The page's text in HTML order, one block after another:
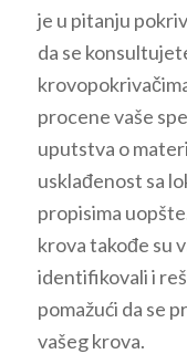
je u pitanju
da se
procene vaše
uputstva o
usklađenost sa
propisima
krova takođe su
identifikovali i
pomažući da se
vašeg krova.